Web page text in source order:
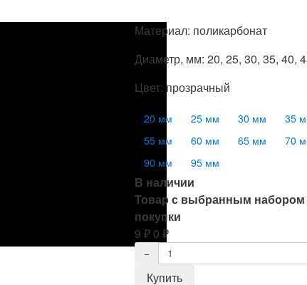
Материал: поликарбонат
Диаметр, мм: 20, 25, 30, 35, 40,
Цвет: прозрачный
20 мм 25 мм 30 мм 35
55 мм
60 мм 65 мм 70
90 мм
95 мм
В наличии
Товар с выбранным набором
покупки
9 ₽ 0 ₽